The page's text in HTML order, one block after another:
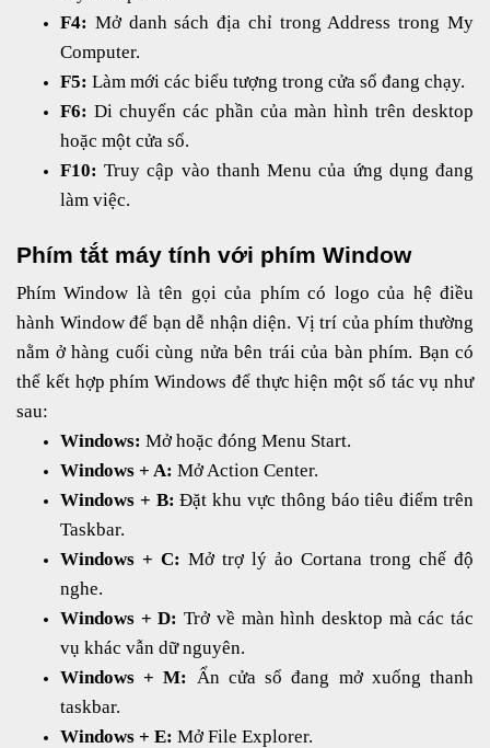
F4: Mở danh sách địa chỉ trong Address trong My
Computer.
F5: Làm mới các biểu tượng trong cửa sổ đang chạy.
F6: Di chuyển các phần của màn hình trên desktop
hoặc một cửa sổ.
F10: Truy cập vào thanh Menu của ứng dụng đang
làm việc.
Phím tắt máy tính với phím Window
Phím Window là tên gọi của phím có logo của hệ điều
hành Window để bạn dễ nhận diện. Vị trí của phím thường
nằm ở hàng cuối cùng nửa bên trái của bàn phím. Bạn có
thể kết hợp phím Windows để thực hiện một số tác vụ như
sau:
Windows: Mở hoặc đóng Menu Start.
Windows + A: Mở Action Center.
Windows + B: Đặt khu vực thông báo tiêu điểm trên
Taskbar.
Windows + C: Mở trợ lý ảo Cortana trong chế độ
nghe.
Windows + D: Trở về màn hình desktop mà các tác
vụ khác vẫn dữ nguyên.
Windows + M:
Ẩn cửa sổ đang mở xuống thanh
taskbar.
Windows + E: Mở File Explorer.